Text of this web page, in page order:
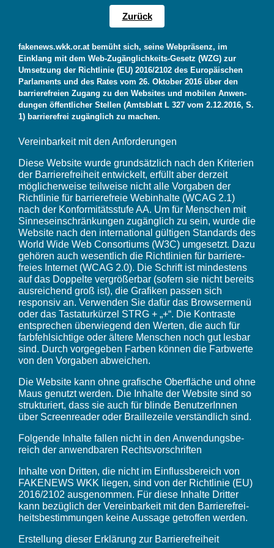
Zurück
fakenews.wkk.or.at bemüht sich, seine Webprä­senz, im
Einklang mit dem Web-Zugäng­lich­keits-Gesetz (WZG) zur
Umset­zung der Richt­linie (EU) 2016/2102 des Euro­päi­schen
Parla­ments und des Rates vom 26. Oktober 2016 über den
barrie­re­freien Zugang zu den Websites und mobilen Anwen­
dungen öffent­li­cher Stellen (Amts­blatt L 327 vom 2.12.2016, S.
1) barrie­re­frei zugäng­lich zu machen.
Verein­bar­keit mit den Anfor­de­rungen
Diese Website wurde grund­sätz­lich nach den Krite­rien
der Barrie­re­frei­heit entwi­ckelt, erfüllt aber derzeit
mögli­cher­weise teil­weise nicht alle Vorgaben der
Richt­linie für barrie­re­freie Webin­halte (WCAG 2.1)
nach der Konfor­mi­täts­stufe AA. Um für Menschen mit
Sinnes­ein­schrän­kungen zugäng­lich zu sein, wurde die
Website nach den inter­na­tional gültigen Stan­dards des
World Wide Web Consor­tiums (W3C) umge­setzt. Dazu
gehören auch wesent­lich die Richt­li­nien für barrie­re­
freies Internet (WCAG 2.0). Die Schrift ist mindes­tens
auf das Doppelte vergrö­ßerbar (sofern sie nicht bereits
ausrei­chend groß ist), die Grafiken passen sich
responsiv an. Verwenden Sie dafür das Brow­ser­menü
oder das Tasta­tur­kürzel STRG + „+“. Die Kontraste
entspre­chen über­wie­gend den Werten, die auch für
farb­fehl­sich­tige oder ältere Menschen noch gut lesbar
sind. Durch vorge­geben Farben können die Farb­werte
von den Vorgaben abwei­chen.
Die Website kann ohne grafi­sche Ober­fläche und ohne
Maus genutzt werden. Die Inhalte der Website sind so
struk­tu­riert, dass sie auch für blinde Benut­ze­rInnen
über Screen­reader oder Braille­zeile verständ­lich sind.
Folgende Inhalte fallen nicht in den Anwen­dungs­be­
reich der anwend­baren Rechts­vor­schriften
Inhalte von Dritten, die nicht im Einfluss­be­reich von
FAKENEWS WKK liegen, sind von der Richt­linie (EU)
2016/2102 ausge­nommen. Für diese Inhalte Dritter
kann bezüg­lich der Verein­bar­keit mit den Barrie­re­frei­
heits­be­stim­mungen keine Aussage getroffen werden.
Erstel­lung dieser Erklä­rung zur Barrie­re­frei­heit